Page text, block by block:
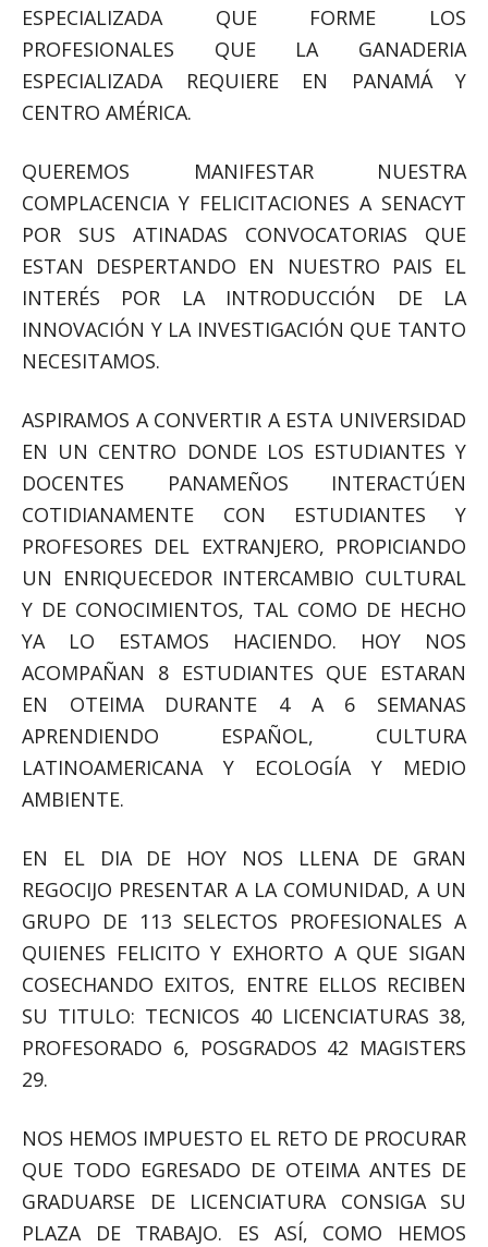
ESPECIALIZADA QUE FORME LOS
PROFESIONALES QUE LA GANADERIA
ESPECIALIZADA REQUIERE EN PANAMÁ Y
CENTRO AMÉRICA.
QUEREMOS MANIFESTAR NUESTRA
COMPLACENCIA Y FELICITACIONES A SENACYT
POR SUS ATINADAS CONVOCATORIAS QUE
ESTAN DESPERTANDO EN NUESTRO PAIS EL
INTERÉS POR LA INTRODUCCIÓN DE LA
INNOVACIÓN Y LA INVESTIGACIÓN QUE TANTO
NECESITAMOS.
ASPIRAMOS A CONVERTIR A ESTA UNIVERSIDAD
EN UN CENTRO DONDE LOS ESTUDIANTES Y
DOCENTES PANAMEÑOS INTERACTÚEN
COTIDIANAMENTE CON ESTUDIANTES Y
PROFESORES DEL EXTRANJERO, PROPICIANDO
UN ENRIQUECEDOR INTERCAMBIO CULTURAL
Y DE CONOCIMIENTOS, TAL COMO DE HECHO
YA LO ESTAMOS HACIENDO. HOY NOS
ACOMPAÑAN 8 ESTUDIANTES QUE ESTARAN
EN OTEIMA DURANTE 4 A 6 SEMANAS
APRENDIENDO ESPAÑOL, CULTURA
LATINOAMERICANA Y ECOLOGÍA Y MEDIO
AMBIENTE.
EN EL DIA DE HOY NOS LLENA DE GRAN
REGOCIJO PRESENTAR A LA COMUNIDAD, A UN
GRUPO DE 113 SELECTOS PROFESIONALES A
QUIENES FELICITO Y EXHORTO A QUE SIGAN
COSECHANDO EXITOS, ENTRE ELLOS RECIBEN
SU TITULO: TECNICOS 40 LICENCIATURAS 38,
PROFESORADO 6, POSGRADOS 42 MAGISTERS
29.
NOS HEMOS IMPUESTO EL RETO DE PROCURAR
QUE TODO EGRESADO DE OTEIMA ANTES DE
GRADUARSE DE LICENCIATURA CONSIGA SU
PLAZA DE TRABAJO. ES ASÍ, COMO HEMOS